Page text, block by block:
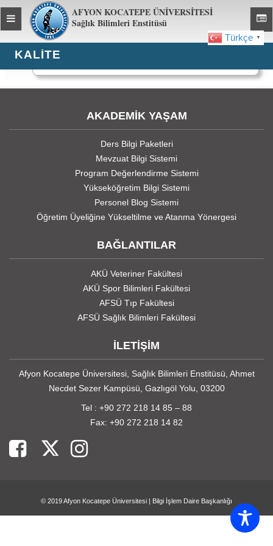
AFYON KOCATEPE ÜNİVERSİTESİ
Sağlık Bilimleri Enstitüsü
Toggle
global
navigation
Türkçe ▼
KALİTE
AKADEMİK YAŞAM
Ders Bilgi Paketleri
Mevzuat Bilgi Sistemi
Program Değerlendirme Sistemi
Yükseköğretim Bilgi Sistemi
Personel Blog Sistemi
Öğretim Üyeliğine Yükseltilme ve Atanma Yönergesi
BAĞLANTILAR
AKÜ Veteriner Fakültesi
AKÜ Spor Bilimleri Fakültesi
AFSÜ Tıp Fakültesi
AFSÜ Sağlık Bilimleri Fakültesi
İLETİŞİM
Afyon Kocatepe Üniversitesi, Sağlık Bilimleri Enstitüsü, Ahmet
Necdet Sezer Kampüsü, Gazlıgöl Yolu, 03200
Tel : +90 272 218 14 85 – 88
Fax: +90 272 218 14 82
© 2019Afyon Kocatepe Üniversitesi Bilgi İşlem Daire Başkanlığı